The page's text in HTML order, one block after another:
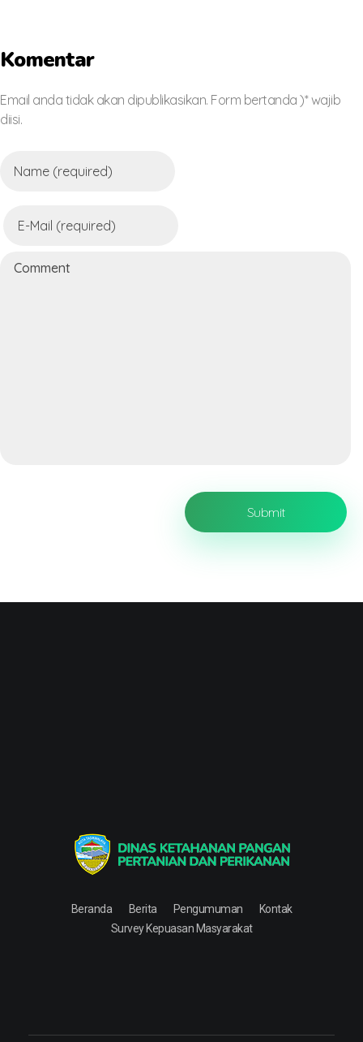
Komentar
Email anda tidak akan dipublikasikan. Form bertanda )* wajib
diisi.
Beranda Berita Pengumuman
Kontak
Survey Kepuasan Masyarakat